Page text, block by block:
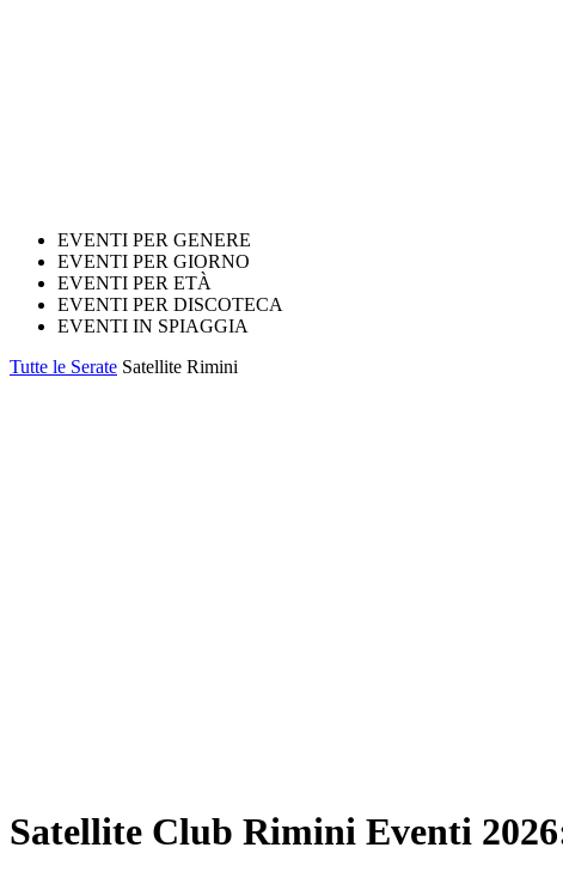
EVENTI PER GENERE
EVENTI PER GIORNO
EVENTI PER ETÀ
EVENTI PER DISCOTECA
EVENTI IN SPIAGGIA
Tutte le Serate Satellite Rimini
Satellite Club Rimini Eventi